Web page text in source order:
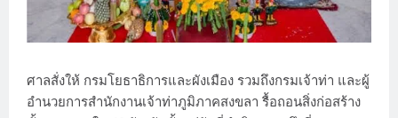
ศาลสั่งให้ กรมโยธาธิการและผังเมือง รวมถึงกรมเจ้าท่า และผู้
อำนวยการสำนักงานเจ้าท่าภูมิภาคสงขลา รื้อถอนสิ่งก่อสร้าง